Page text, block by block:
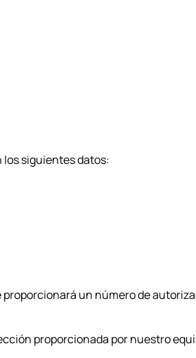
los siguientes datos:
proporcionará un número de
proporcionada por nuestro